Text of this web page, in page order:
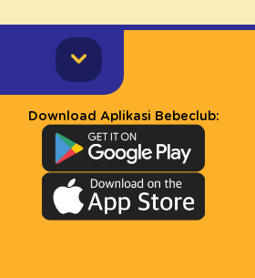
Download Aplikasi Bebeclub: